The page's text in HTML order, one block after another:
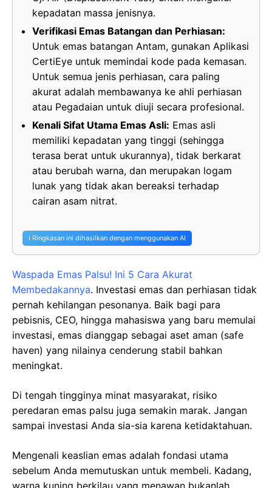
kepadatan massa jenisnya.
Verifikasi Emas Batangan dan Perhiasan:
Untuk emas batangan Antam, gunakan Aplikasi
CertiEye untuk memindai kode pada kemasan.
Untuk semua jenis perhiasan, cara paling
akurat adalah membawanya ke ahli perhiasan
atau Pegadaian untuk diuji secara profesional.
Kenali Sifat Utama Emas Asli: Emas asli
memiliki kepadatan yang tinggi (sehingga
terasa berat untuk ukurannya), tidak berkarat
atau berubah warna, dan merupakan logam
lunak yang tidak akan bereaksi terhadap
cairan asam nitrat.
ℹ️ Ringkasan ini dihasilkan dengan menggunakan AI
Waspada Emas Palsu! Ini 5 Cara Akurat
Membedakannya. Investasi emas dan perhiasan tidak
pernah kehilangan pesonanya. Baik bagi para
pebisnis, CEO, hingga mahasiswa yang baru memulai
investasi, emas dianggap sebagai aset aman (safe
haven) yang nilainya cenderung stabil bahkan
meningkat.
Di tengah tingginya minat masyarakat, risiko
peredaran emas palsu juga semakin marak. Jangan
sampai investasi Anda sia-sia karena ketidaktahuan.
Mengenali keaslian emas adalah fondasi utama
sebelum Anda memutuskan untuk membeli. Kadang,
warna kuning berkilau yang menawan bukanlah